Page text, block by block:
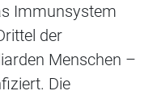
Immunsystem
der
Menschen –
Die